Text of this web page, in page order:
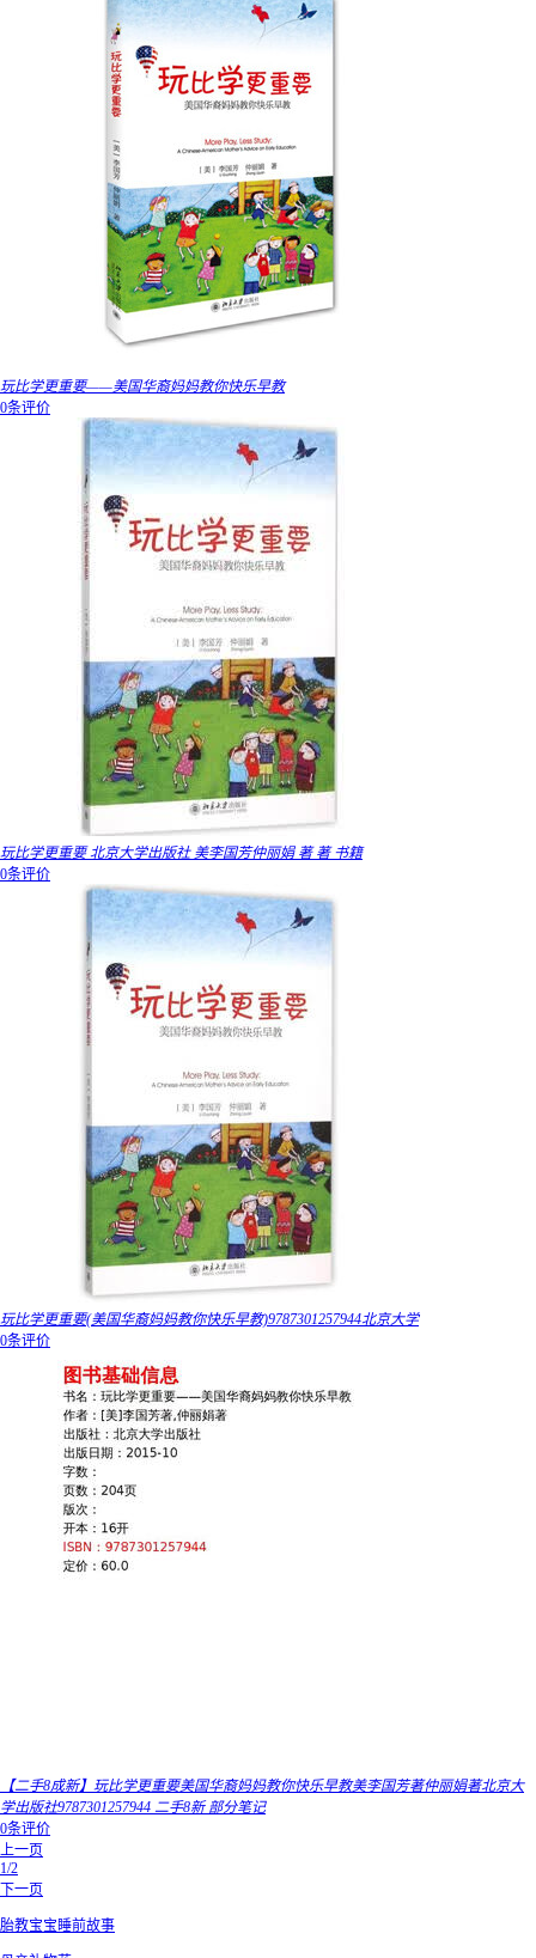
玩比学更重要——美国华裔妈妈教你快乐早教
0条评价
玩比学更重要 北京大学出版社 美李国芳仲丽娟 著 著 书籍
0条评价
玩比学更重要(美国华裔妈妈教你快乐早教)9787301257944北京大学
0条评价
【二手8成新】玩比学更重要美国华裔妈妈教你快乐早教美李国芳著仲丽娟著北京大
学出版社9787301257944 二手8新 部分笔记
0条评价
上一页
1/2
下一页
胎教宝宝睡前故事